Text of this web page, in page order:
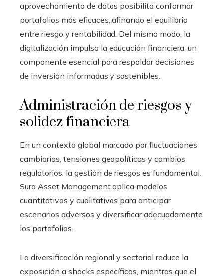
aprovechamiento de datos posibilita conformar
portafolios más eficaces, afinando el equilibrio
entre riesgo y rentabilidad. Del mismo modo, la
digitalización impulsa la educación financiera, un
componente esencial para respaldar decisiones
de inversión informadas y sostenibles.
Administración de riesgos y
solidez financiera
En un contexto global marcado por fluctuaciones
cambiarias, tensiones geopolíticas y cambios
regulatorios, la gestión de riesgos es fundamental.
Sura Asset Management aplica modelos
cuantitativos y cualitativos para anticipar
escenarios adversos y diversificar adecuadamente
los portafolios.
La diversificación regional y sectorial reduce la
exposición a shocks específicos, mientras que el